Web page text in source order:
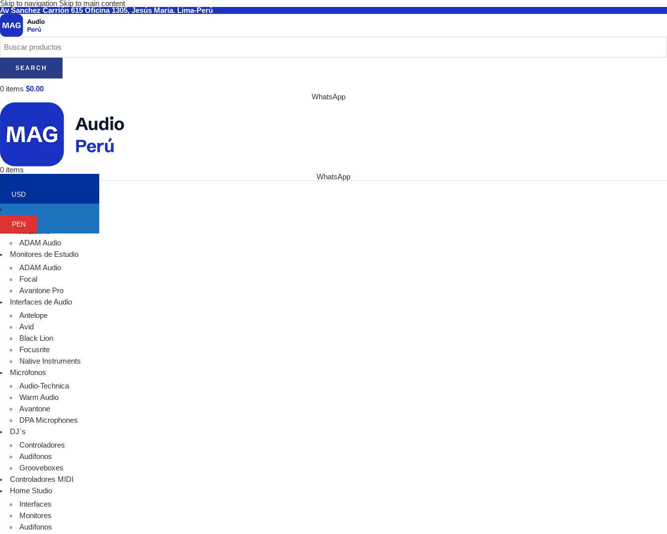
Skip to navigation Skip to main content
Av Sanchez Carrión 615 Oficina 1305, Jesús Maria. Lima-Perú
SEARCH
0 items $0.00
WhatsApp
0 items
WhatsApp
Audífonos
Focal
Avantone
ADAM Audio
Monitores de Estudio
ADAM Audio
Focal
Avantone Pro
Interfaces de Audio
Antelope
Avid
Black Lion
Focusrite
Native Instruments
Micrófonos
Audio-Technica
Warm Audio
Avantone
DPA Microphones
DJ´s
Controladores
Audífonos
Grooveboxes
Controladores MIDI
Home Studio
Interfaces
Monitores
Audífonos
USD
PEN